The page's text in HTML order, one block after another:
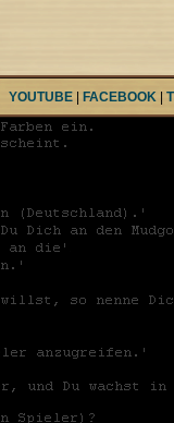
YOUTUBE FACEBOOK